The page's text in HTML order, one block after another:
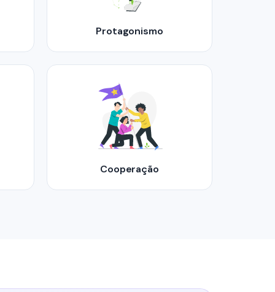
Protagonismo
Cooperação